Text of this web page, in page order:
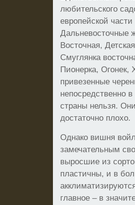
любительского
европейской
Дальневосточные
Восточная,
Смуглянка
Пионерка, Огонек,
привезенные
непосредственно
страны нельзя.
достаточно плохо.
Однако вишня
замечательным
выросшие из
пластичны, и в
главное – в